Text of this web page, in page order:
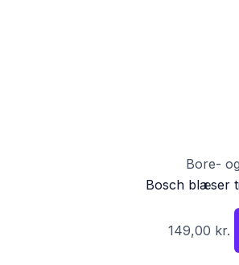
Bore-
Bosch blæser
149,00 kr.